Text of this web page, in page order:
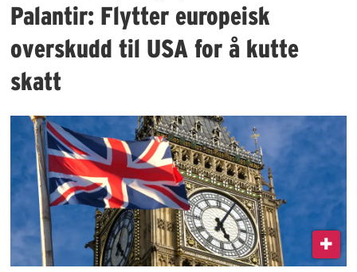
Palantir: Flytter europeisk
overskudd til USA for å kutte
skatt